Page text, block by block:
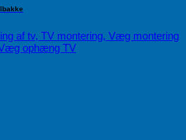
af tv, TV montering, Væg montering
ophæng TV